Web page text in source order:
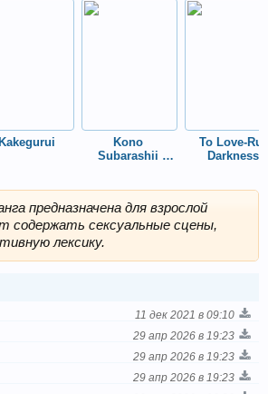
Kakegurui
Kono
Subarashii
To Love-Ru
Darkness
предназначена для взрослой
содержать сексуальные сцены,
лексику.
11 дек 2021 в 09:10
29 апр 2026 в 19:23
29 апр 2026 в 19:23
29 апр 2026 в 19:23